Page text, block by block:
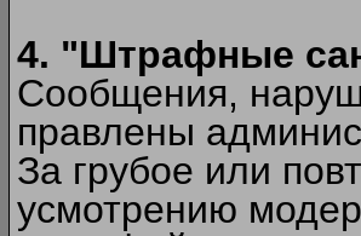
4. "Штрафные
Сообщения,
правлены
За грубое или
усмотрению